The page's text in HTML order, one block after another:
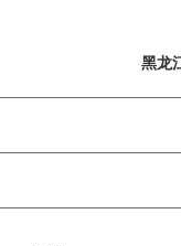
黑龙